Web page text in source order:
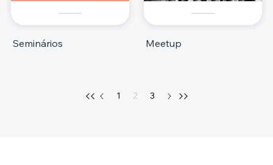
Seminários Meetup
1 2 3